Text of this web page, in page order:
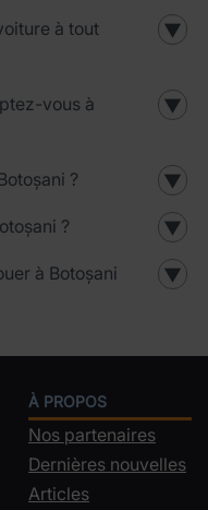
à tout
▼
vous à
▼
? ▼
? ▼
à Botoșani
▼
À PROPOS
Nos partenaires
Dernières nouvelles
Articles